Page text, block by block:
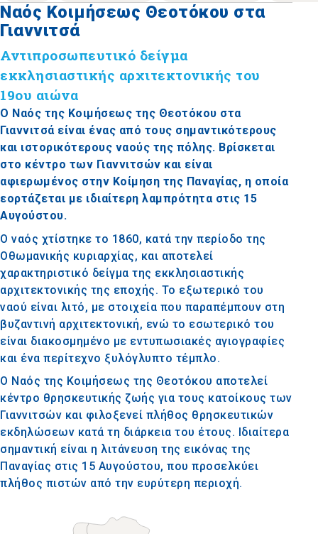
Ναός Κοιμήσεως Θεοτόκου στα
Γιαννιτσά
Αντιπροσωπευτικό δείγμα
εκκλησιαστικής αρχιτεκτονικής του
19ου αιώνα
Ο Ναός της Κοιμήσεως της Θεοτόκου στα
Γιαννιτσά είναι ένας από τους σημαντικότερους
και ιστορικότερους ναούς της πόλης. Βρίσκεται
στο κέντρο των Γιαννιτσών και είναι
αφιερωμένος στην Κοίμηση της Παναγίας, η οποία
εορτάζεται με ιδιαίτερη λαμπρότητα στις 15
Αυγούστου.
Ο ναός χτίστηκε το 1860, κατά την περίοδο της
Οθωμανικής κυριαρχίας, και αποτελεί
χαρακτηριστικό δείγμα της εκκλησιαστικής
αρχιτεκτονικής της εποχής. Το εξωτερικό του
ναού είναι λιτό, με στοιχεία που παραπέμπουν στη
βυζαντινή αρχιτεκτονική, ενώ το εσωτερικό του
είναι διακοσμημένο με εντυπωσιακές αγιογραφίες
και ένα περίτεχνο ξυλόγλυπτο τέμπλο.
Ο Ναός της Κοιμήσεως της Θεοτόκου αποτελεί
κέντρο θρησκευτικής ζωής για τους κατοίκους των
Γιαννιτσών και φιλοξενεί πλήθος θρησκευτικών
εκδηλώσεων κατά τη διάρκεια του έτους. Ιδιαίτερα
σημαντική είναι η λιτάνευση της εικόνας της
Παναγίας στις 15 Αυγούστου, που προσελκύει
πλήθος πιστών από την ευρύτερη περιοχή.